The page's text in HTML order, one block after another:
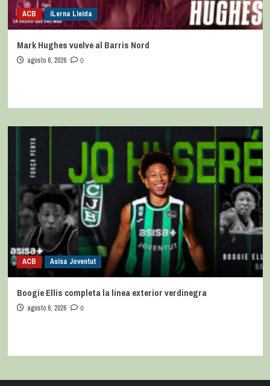
ACB iLerna Lleida
Mark Hughes vuelve al Barris Nord
agosto 6, 2026 0
ACB Asisa Joventut
Boogie Ellis completa la línea exterior verdinegra
agosto 6, 2026 0